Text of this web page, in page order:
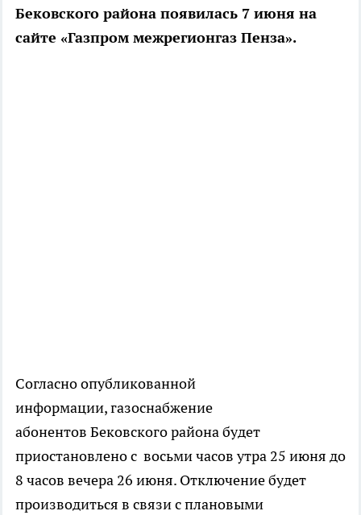
Бековского района появилась 7 июня на
сайте «Газпром межрегионгаз Пенза».
Согласно опубликованной
информации, газоснабжение
абонентов Бековского района будет
приостановлено с восьми часов утра 25 июня до
8 часов вечера 26 июня. Отключение будет
производиться в связи с плановыми